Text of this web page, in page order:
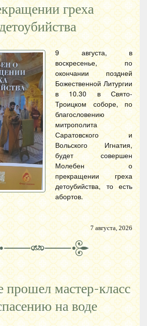
греха
9 августа, в
воскресенье, по
окончании поздней
Божественной Литургии
в 10.30 в Свято-
Троицком соборе, по
благословению
митрополита
Саратовского и
Вольского Игнатия,
будет совершен
Молебен о
прекращении греха
детоубийства, то есть
абортов.
7 августа, 2026
прошел мастер-класс
на воде